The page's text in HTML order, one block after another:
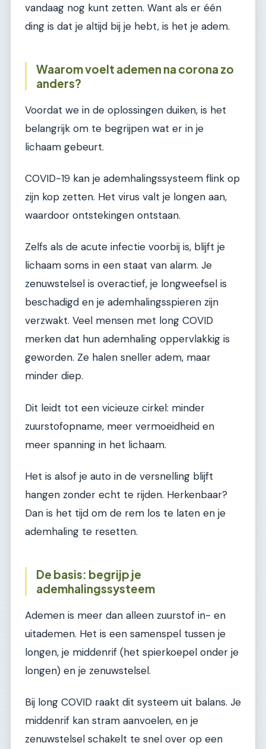
vandaag nog kunt zetten. Want als er één
ding is dat je altijd bij je hebt, is het je adem.
Waarom voelt ademen na corona zo
anders?
Voordat we in de oplossingen duiken, is het
belangrijk om te begrijpen wat er in je
lichaam gebeurt.
COVID-19 kan je ademhalingssysteem flink op
zijn kop zetten. Het virus valt je longen aan,
waardoor ontstekingen ontstaan.
Zelfs als de acute infectie voorbij is, blijft je
lichaam soms in een staat van alarm. Je
zenuwstelsel is overactief, je longweefsel is
beschadigd en je ademhalingsspieren zijn
verzwakt. Veel mensen met long COVID
merken dat hun ademhaling oppervlakkig is
geworden. Ze halen sneller adem, maar
minder diep.
Dit leidt tot een vicieuze cirkel: minder
zuurstofopname, meer vermoeidheid en
meer spanning in het lichaam.
Het is alsof je auto in de versnelling blijft
hangen zonder echt te rijden. Herkenbaar?
Dan is het tijd om de rem los te laten en je
ademhaling te resetten.
De basis: begrijp je
ademhalingssysteem
Ademen is meer dan alleen zuurstof in- en
uitademen. Het is een samenspel tussen je
longen, je middenrif (het spierkoepel onder je
longen) en je zenuwstelsel.
Bij long COVID raakt dit systeem uit balans. Je
middenrif kan stram aanvoelen, en je
zenuwstelsel schakelt te snel over op een